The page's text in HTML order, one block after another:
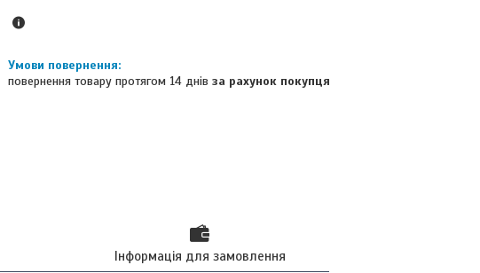
повернення товару протягом 14 днів за рахунок покупця
Інформація для замовлення